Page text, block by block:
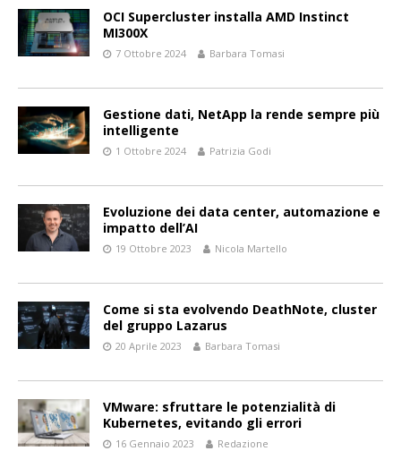
OCI Supercluster installa AMD Instinct
MI300X
7 Ottobre 2024 Barbara Tomasi
Gestione dati, NetApp la rende sempre più
intelligente
1 Ottobre 2024 Patrizia Godi
Evoluzione dei data center, automazione e
impatto dell’AI
19 Ottobre 2023 Nicola Martello
Come si sta evolvendo DeathNote, cluster
del gruppo Lazarus
20 Aprile 2023 Barbara Tomasi
VMware: sfruttare le potenzialità di
Kubernetes, evitando gli errori
16 Gennaio 2023 Redazione